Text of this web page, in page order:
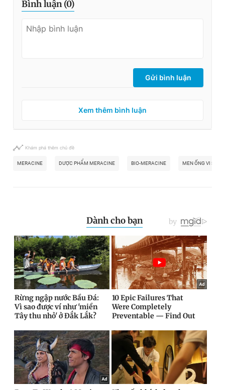
Bình luận (0)
Gửi bình luận
Xem thêm bình luận
Khám phá thêm chủ đề
MERACINE DƯỢC PHẨM MERACINE BIO-MERACINE MEN ỐNG VI SINH